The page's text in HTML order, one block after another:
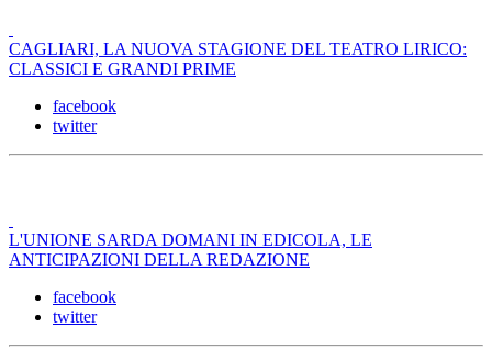
CAGLIARI, LA NUOVA STAGIONE DEL TEATRO LIRICO:
CLASSICI E GRANDI PRIME
facebook
twitter
L'UNIONE SARDA DOMANI IN EDICOLA, LE
ANTICIPAZIONI DELLA REDAZIONE
facebook
twitter